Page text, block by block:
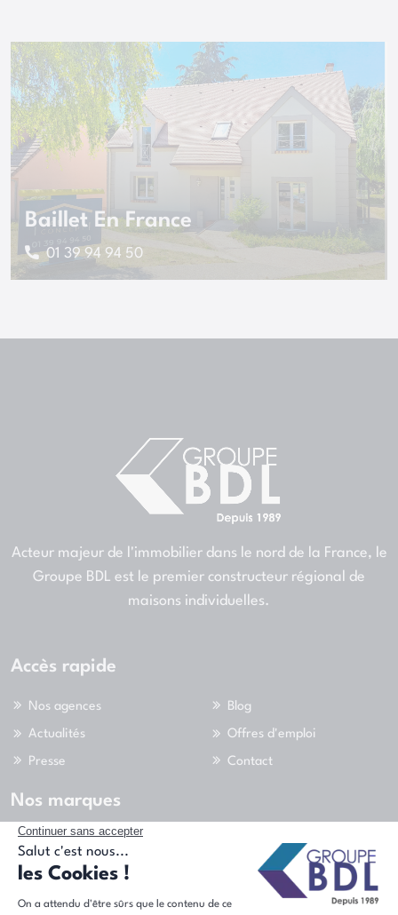
Baillet En France
01 39 94 94 50
Acteur majeur de l'immobilier dans le nord de la France, le
Groupe BDL est le premier constructeur régional de
maisons individuelles.
Accès rapide
Nos agences
Actualités
Presse
Blog
Offres d'emploi
Contact
Nos marques